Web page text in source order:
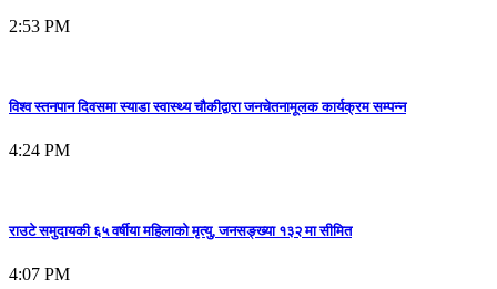
2:53 PM
विश्व स्तनपान दिवसमा स्याडा स्वास्थ्य चौकीद्वारा जनचेतनामूलक कार्यक्रम सम्पन्न
4:24 PM
राउटे समुदायकी ६५ वर्षीया महिलाको मृत्यु, जनसङ्ख्या १३२ मा सीमित
4:07 PM